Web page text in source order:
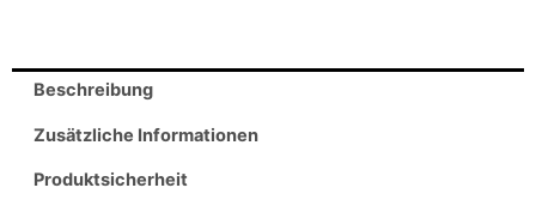
Beschreibung
Zusätzliche Informationen
Produktsicherheit